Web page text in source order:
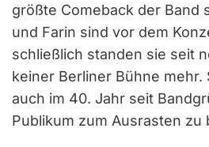
größte Comeback der Band
und Farin sind vor dem
schließlich standen sie seit
keiner Berliner Bühne mehr.
auch im 40. Jahr seit
Publikum zum Ausrasten zu